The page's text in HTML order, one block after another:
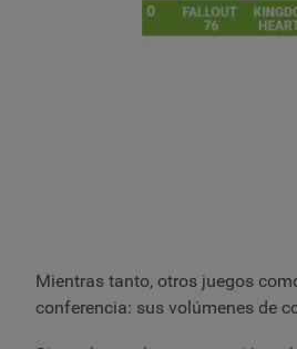
Mientras tanto, otros juegos
conferencia: sus volúmenes de